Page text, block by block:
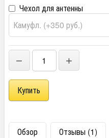
Чехол для антенны
− +
Обзор
Отзывы (1)